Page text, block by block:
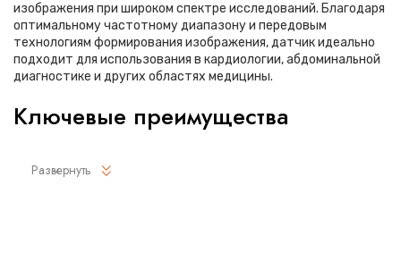
изображения при широком спектре исследований. Благодаря
оптимальному частотному диапазону и передовым
технологиям формирования изображения, датчик идеально
подходит для использования в кардиологии, абдоминальной
диагностике и других областях медицины.
Ключевые преимущества
детализацией
Развернуть